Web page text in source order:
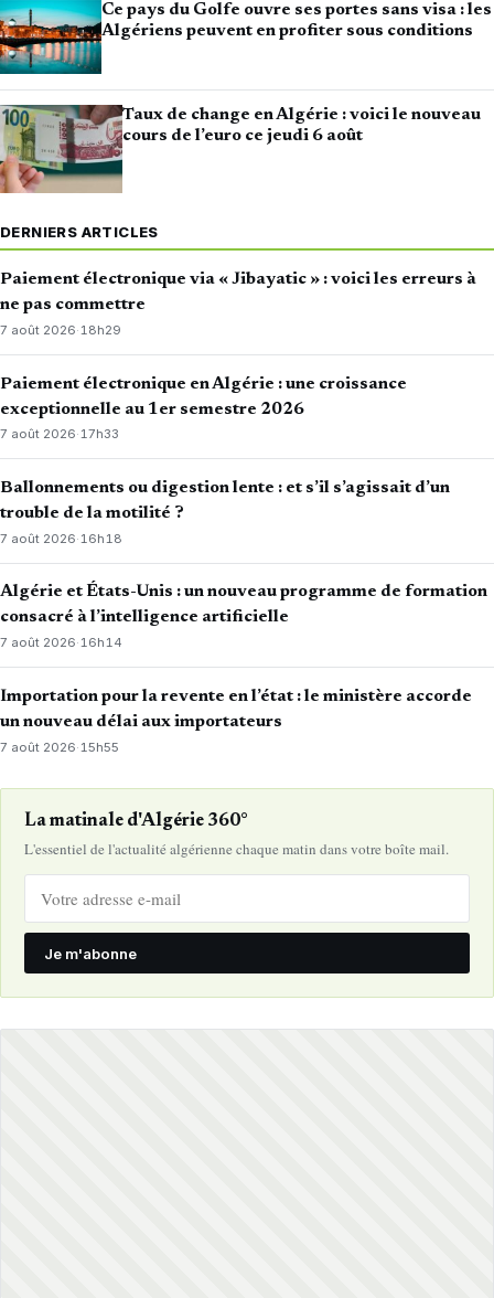
Ce pays du Golfe ouvre ses portes sans visa : les
Algériens peuvent en profiter sous conditions
Taux de change en Algérie : voici le nouveau
cours de l’euro ce jeudi 6 août
DERNIERS ARTICLES
Paiement électronique via « Jibayatic » : voici les erreurs à
ne pas commettre
7 août 2026·18h29
Paiement électronique en Algérie : une croissance
exceptionnelle au 1er semestre 2026
7 août 2026·17h33
Ballonnements ou digestion lente : et s’il s’agissait d’un
trouble de la motilité ?
7 août 2026·16h18
Algérie et États-Unis : un nouveau programme de formation
consacré à l’intelligence artificielle
7 août 2026·16h14
Importation pour la revente en l’état : le ministère accorde
un nouveau délai aux importateurs
7 août 2026· 15h55
La matinale d'Algérie 360°
L'essentiel de l'actualité algérienne chaque matin dans votre boîte mail.
Je m'abonne